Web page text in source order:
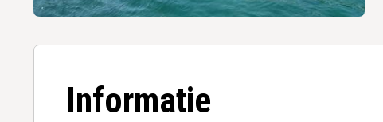
Informatie